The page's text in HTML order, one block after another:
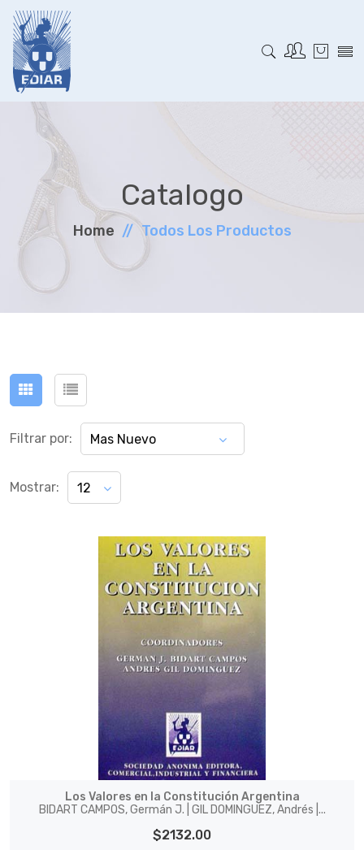
Catalogo
Home Todos Los Productos
Filtrar por: Mas Nuevo
Mostrar: 12
Los Valores en la Constitución Argentina
BIDART CAMPOS, Germán J. | GIL DOMINGUEZ, Andrés |...
$2132.00